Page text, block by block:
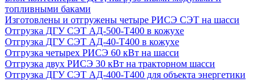
топливными баками
Изготовлены и отгружены четыре РИСЭ СЭТ на шасси
Отгрузка ДГУ СЭТ АД-500-Т400 в кожухе
Отгрузка ДГУ СЭТ АД-40-Т400 в кожухе
Отгрузка четырех РИСЭ 60 кВт на шасси
Отгрузка двух РИСЭ 30 кВт на тракторном шасси
Отгрузка ДГУ СЭТ АД-400-Т400 для объекта энергетики